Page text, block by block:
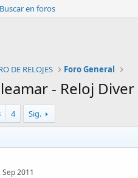
Buscar en foros
DE RELOJES Foro General
- Reloj
4 Sig.
Sep 2011